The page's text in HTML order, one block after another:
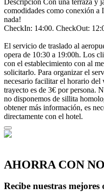
comodidades como conexión a
nada!
CheckIn: 14:00. CheckOut:
El servicio de traslado al
opera de 10:30 a 19:00h. Los
con el establecimiento con al
solicitarlo. Para organizar el
necesario facilitar el horario
trayecto es de 3€ por persona.
no disponemos de sillita
obtener más información, es
directamente con el hotel.
AHORRA CON
Recibe nuestras